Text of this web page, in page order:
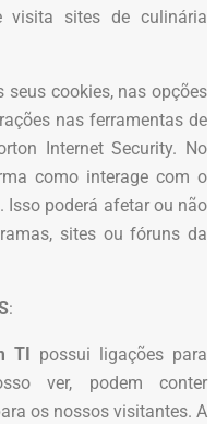
visita sites de culinária
seus cookies, nas opções
nas ferramentas de
Internet Security. No
como interage com o
Isso poderá afetar ou não
sites ou fóruns da
:
TI possui ligações para
ver, podem conter
os nossos visitantes. A